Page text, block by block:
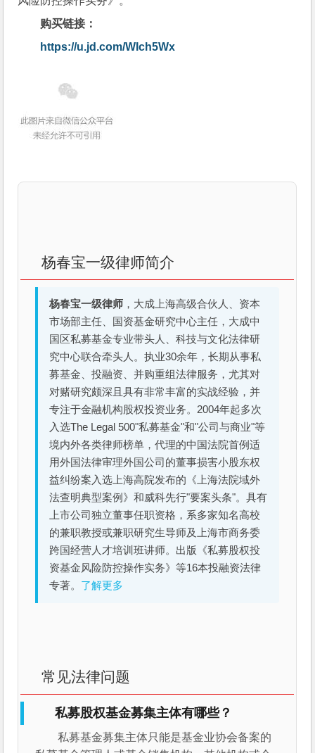
购买链接：
https://u.jd.com/WIch5Wx
杨春宝一级律师简介
杨春宝一级律师 ，大成上海高级合伙人、资本
市场部主任、国资基金研究中心主任，大成中
国区私募基金专业带头人、科技与文化法律研
究中心联合牵头人。执业30余年，长期从事私
募基金、投融资、并购重组法律服务，尤其对
对赌研究颇深且具有非常丰富的实战经验，并
专注于金融机构股权投资业务。2004年起多次
入选The Legal 500"私募基金"和"公司与商业"等
境内外各类律师榜单，代理的中国法院首例适
用外国法律审理外国公司的董事损害小股东权
益纠纷案入选上海高院发布的《上海法院域外
法查明典型案例》和威科先行"要案头条"。具有
上市公司独立董事任职资格，系多家知名高校
的兼职教授或兼职研究生导师及上海市商务委
跨国经营人才培训班讲师。出版《私募股权投
资基金风险防控操作实务》等16本投融资法律
专著。 了解更多
常见法律问题
私募股权基金募集主体有哪些？
私募基金募集主体只能是基金业协会备案的